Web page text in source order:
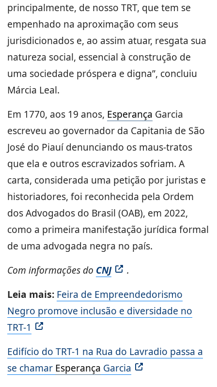
principalmente, de nosso TRT, que tem se
empenhado na aproximação com seus
jurisdicionados e, ao assim atuar, resgata sua
natureza social, essencial à construção de
uma sociedade próspera e digna”, concluiu
Márcia Leal.
Em 1770, aos 19 anos, Esperança Garcia
escreveu ao governador da Capitania de São
José do Piauí denunciando os maus-tratos
que ela e outros escravizados sofriam. A
carta, considerada uma petição por juristas e
historiadores, foi reconhecida pela Ordem
dos Advogados do Brasil (OAB), em 2022,
como a primeira manifestação jurídica formal
de uma advogada negra no país.
Com informações do CNJ
.
Leia mais: Feira de Empreendedorismo
Negro promove inclusão e diversidade no
TRT-1
Edifício do TRT-1 na Rua do Lavradio passa a
se chamar Esperança Garcia